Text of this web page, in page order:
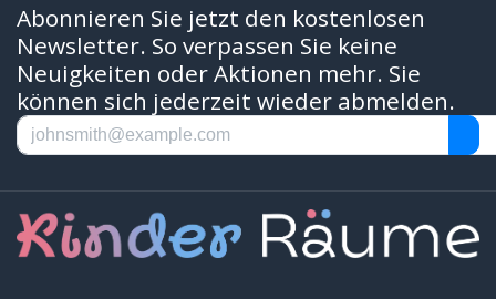
Abonnieren Sie jetzt den kostenlosen
Newsletter. So verpassen Sie keine
Neuigkeiten oder Aktionen mehr. Sie
können sich jederzeit wieder abmelden.